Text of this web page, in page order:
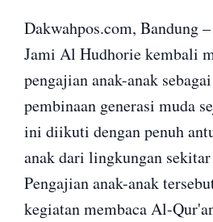
Dakwahpos.com, Bandung
Jami Al Hudhorie kembali
pengajian anak-anak
pembinaan generasi muda
ini diikuti dengan penuh
anak dari lingkungan
Pengajian anak-anak
kegiatan membaca Al-